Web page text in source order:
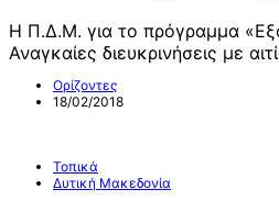
Η Π.Δ.Μ. για το πρόγραμμα
Αναγκαίες διευκρινήσεις με
Ορίζοντες
18/02/2018
Τοπικά
Δυτική Μακεδονία